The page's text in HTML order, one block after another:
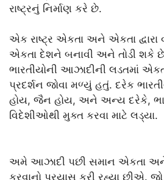
રાષ્ટ્રનું નિર્માણ કરે છે.
એક રાષ્ટ્ર એકતા અને એકતા
એકતા દેશને બનાવી અને તોડી શકે
ભારતીયોની આઝાદીની લડતમાં
પ્રદર્શન જોવા મળ્યું હતું. દરેક
હોય, જૈન હોય, અને અન્ય દરેકે,
વિદેશીઓથી મુક્ત કરવા માટે લડ્યા.
અમે આઝાદી પછી સમાન એકતા
કરવાનો પ્રયાસ કરી રહ્યા છીએ.